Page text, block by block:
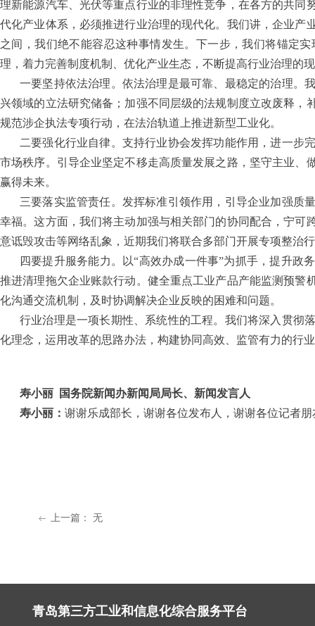
理新能源汽车、光伏等重点行业的非理性竞争，在各方的共
代化产业体系，必须推进行业治理的现代化。我们讲，企业
之间，我们绝不能容忍这种事情发生。下一步，我们将锚定
理，着力完善制度机制、优化产业生态，不断提高行业治理的
一要坚持依法治理。依法治理是最可靠、最稳定的治理。
兴领域的立法研究储备；加强不同层级的法规制度立改废释
规范涉企执法专项行动，在法治轨道上推进新型工业化。
二要强化行业自律。支持行业协会发挥功能作用，进一步
市场秩序。引导企业坚定不移走高质量发展之路，坚守主业
赢得未来。
三要落实监管责任。发挥标准引领作用，引导企业加强质
幸福。这方面，我们将主动加强与相关部门的协同配合，宁
意诋毁攻击等网络乱象，近期我们将联合多部门开展专项整治
四要提升服务能力。以“高效办成一件事”为抓手，提升
推进清理拖欠企业账款行动。健全重点工业产品产能监测预
化沟通交流机制，及时协调解决企业反映的困难和问题。
行业治理是一项长期性、系统性的工程。我们将深入贯彻
化理念，运用改革的思路办法，构建协同高效、监管有力的行
寿小丽
国务院新闻办新闻局局长、新闻发言人
寿小丽： 谢谢乐成部长，谢谢各位发布人，谢谢各位记者
ꂃ 上一篇： 无
青岛第三方工业和信息化综合服务平台